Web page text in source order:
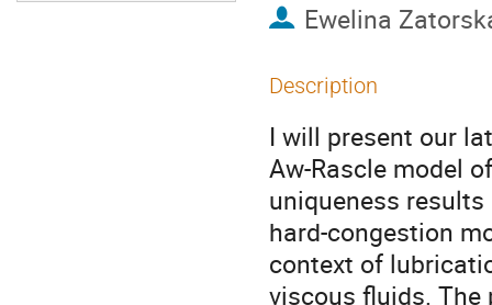
Ewelina
Description
I will present our
Aw-Rascle model
uniqueness
hard-congestion
context of
viscous fluids.